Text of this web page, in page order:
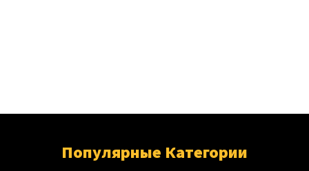
Популярные Категории